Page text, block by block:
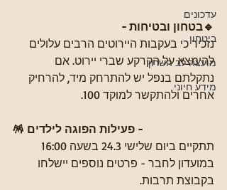
עדכונים
ביטחון
מועצה לב השרון
מידע חיוני
🔹בטחון ובטיחות -
נזכיר כי בעקבות היירוטים הרבים עלולים
להימצא על הקרקע שברי יירוט. אם
נתקלתם בנפל יש להתרחק מיד, להרחיק
אחרים ולהתקשר למוקד 100.
🪅 פעילות הפוגה לילדים -
במועדון לחבר - פרטים נוספים יישלחו
בקבוצת תרבות.